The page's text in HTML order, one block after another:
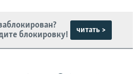
блокировку!
читать >